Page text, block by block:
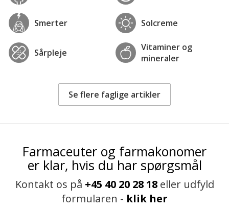
Smerter Solcreme
Sårpleje
Vitaminer og
mineraler
Se flere faglige artikler
Farmaceuter og farmakonomer
er klar, hvis du har spørgsmål
Kontakt os på +45 40 20 28 18eller udfyld
formularen - klik her